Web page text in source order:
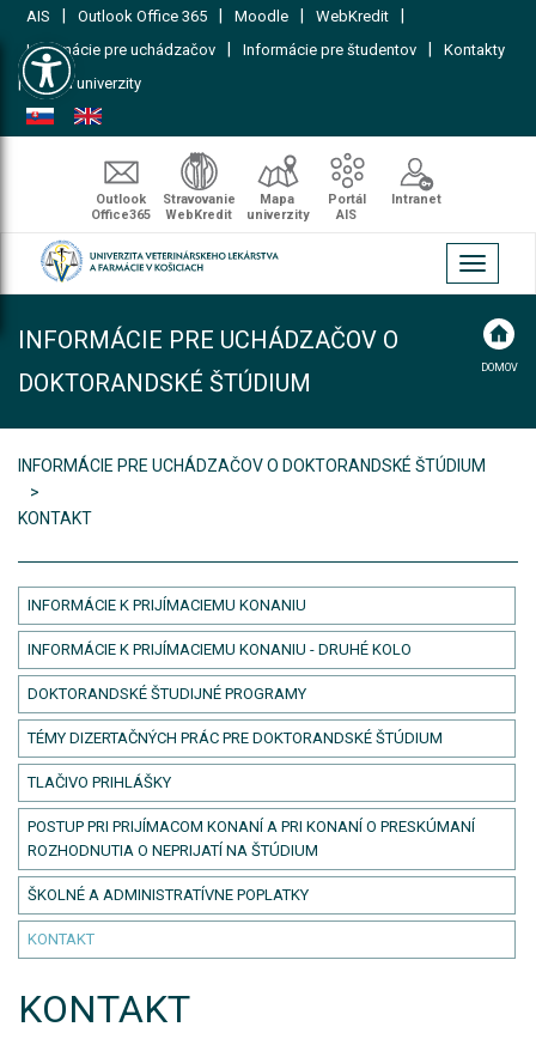
Open toolbar
AIS Outlook Office 365 Moodle WebKredit
Informácie pre uchádzačov Informácie pre študentov Kontakty
| Mapa univerzity
Outlook
Office365
Stravovanie
WebKredit
Mapa
univerzity
Portál
AIS
Intranet
Toggle
INFORMÁCIE PRE UCHÁDZAČOV O
DOKTORANDSKÉ ŠTÚDIUM
DOMOV
INFORMÁCIE PRE UCHÁDZAČOV O DOKTORANDSKÉ ŠTÚDIUM
KONTAKT
INFORMÁCIE K PRIJÍMACIEMU KONANIU
INFORMÁCIE K PRIJÍMACIEMU KONANIU - DRUHÉ KOLO
DOKTORANDSKÉ ŠTUDIJNÉ PROGRAMY
TÉMY DIZERTAČNÝCH PRÁC PRE DOKTORANDSKÉ ŠTÚDIUM
TLAČIVO PRIHLÁŠKY
POSTUP PRI PRIJÍMACOM KONANÍ A PRI KONANÍ O PRESKÚMANÍ
ROZHODNUTIA O NEPRIJATÍ NA ŠTÚDIUM
ŠKOLNÉ A ADMINISTRATÍVNE POPLATKY
KONTAKT
KONTAKT